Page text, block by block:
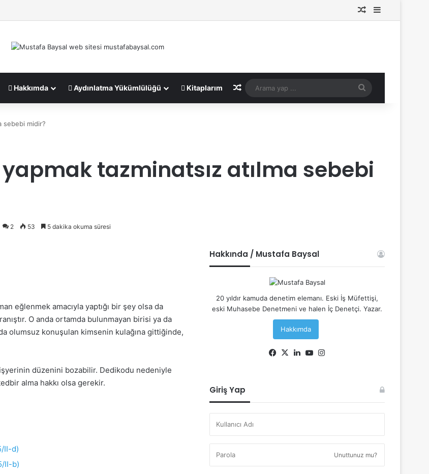
Rastgele Makale
Kenar
Hakkımda Aydınlatma Yükümlülüğü Kitaplarım Rastgele Makale
Arama
yap
sebebi midir?
tazminatsız atılma sebebi
2 53 5 dakika okuma süresi
eğlenmek amacıyla yaptığı bir şey olsa da
O anda ortamda bulunmayan birisi ya da
olumsuz konuşulan kimsenin kulağına gittiğinde,
düzenini bozabilir. Dedikodu nedeniyle
alma hakkı olsa gerekir.
II-d)
II-b)
Hakkında / Mustafa Baysal
20 yıldır kamuda denetim elemanı. Eski İş Müfettişi,
eski Muhasebe Denetmeni ve halen İç Denetçi. Yazar.
Hakkımda
Facebook
X LinkedInYouTube
Giriş Yap
Unuttunuz mu?